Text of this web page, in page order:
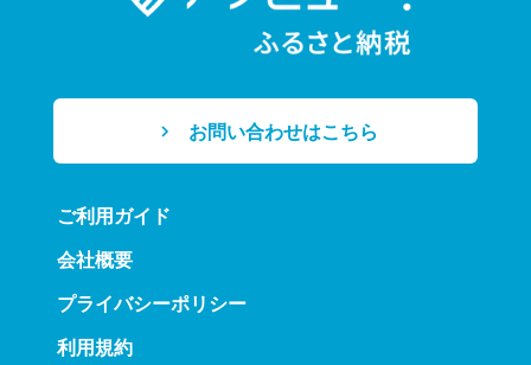
お問い合わせはこちら
ご利用ガイド
会社概要
プライバシーポリシー
利用規約